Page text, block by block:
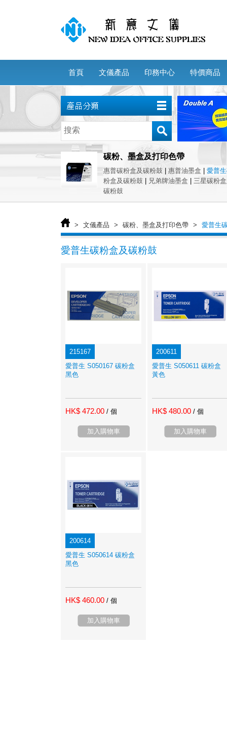
首頁 文儀產品 印務中心 特價商品
碳粉、墨盒及打印色帶
惠普碳粉盒及碳粉鼓 惠普油墨盒
愛普
粉盒及碳粉鼓
兄弟牌油墨盒
三星碳粉
碳粉鼓
> 文儀產品 > 碳粉、墨盒及打印色帶 > 愛普生
愛普生碳粉盒及碳粉鼓
215167
愛普生 S050167 碳粉盒
黑色
HK$ 472.00 / 個
加入購物車
200611
愛普生 S050611 碳粉盒
黃色
HK$ 480.00 / 個
加入購物車
200614
愛普生 S050614 碳粉盒
黑色
HK$ 460.00 / 個
加入購物車